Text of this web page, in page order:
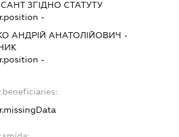
ЗГІДНО СТАТУТУ
-
АНДРІЙ АНАТОЛІЙОВИЧ -
-